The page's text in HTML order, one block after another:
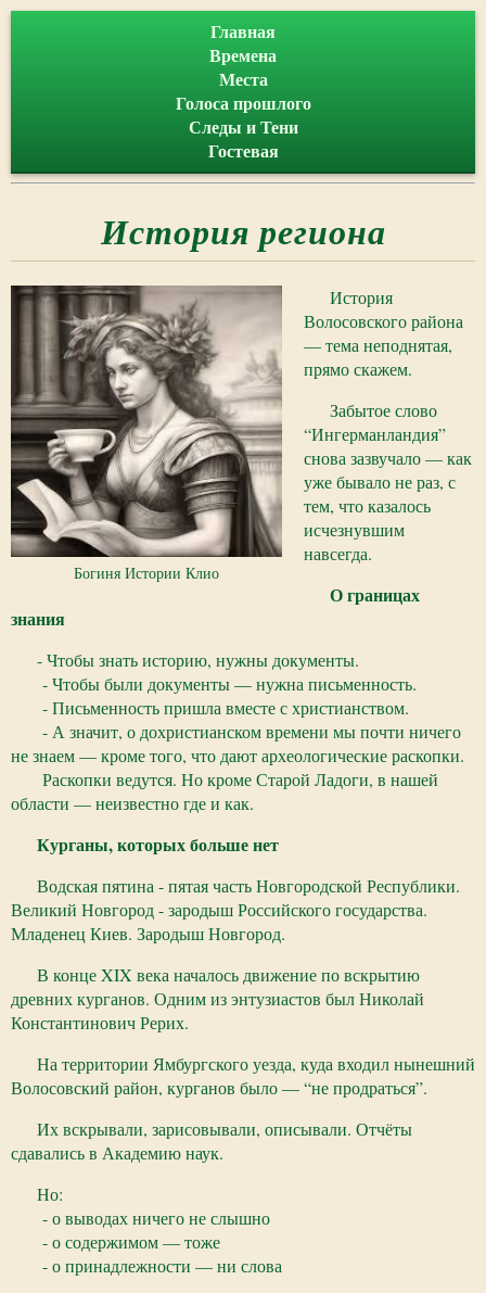
Главная
Времена
Места
Голоса прошлого
Следы и Тени
Гостевая
История региона
Богиня Истории Клио
История
Волосовского района
— тема неподнятая,
прямо скажем.
Забытое слово
“Ингерманландия”
снова зазвучало — как
уже бывало не раз, с
тем, что казалось
исчезнувшим
навсегда.
О границах
знания
- Чтобы знать историю, нужны документы.
- Чтобы были документы — нужна письменность.
- Письменность пришла вместе с христианством.
- А значит, о дохристианском времени мы почти ничего
не знаем — кроме того, что дают археологические раскопки.
Раскопки ведутся. Но кроме Старой Ладоги, в нашей
области — неизвестно где и как.
Курганы, которых больше нет
Водская пятина - пятая часть Новгородской Республики.
Великий Новгород - зародыш Российского государства.
Младенец Киев. Зародыш Новгород.
В конце XIX века началось движение по вскрытию
древних курганов. Одним из энтузиастов был Николай
Константинович Рерих.
На территории Ямбургского уезда, куда входил нынешний
Волосовский район, курганов было — “не продраться”.
Их вскрывали, зарисовывали, описывали. Отчёты
сдавались в Академию наук.
Но:
- о выводах ничего не слышно
- о содержимом — тоже
- о принадлежности — ни слова